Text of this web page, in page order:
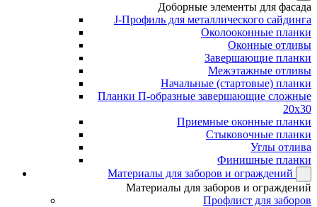
Доборные элементы для фасада
J-Профиль для металлического сайдинга
Околооконные планки
Оконные отливы
Завершающие планки
Межэтажные отливы
Начальные (стартовые) планки
Планки П-образные завершающие сложные
20x30
Приемные оконные планки
Стыковочные планки
Углы отлива
Финишные планки
Материалы для заборов и ограждений
Материалы для заборов и ограждений
Профлист для заборов